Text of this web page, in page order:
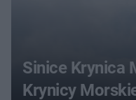
Sinice Krynica
Krynicy